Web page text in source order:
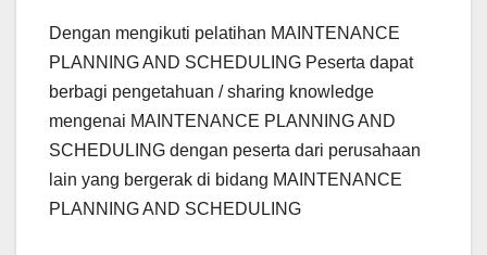
Dengan mengikuti pelatihan MAINTENANCE
PLANNING AND SCHEDULING Peserta dapat
berbagi pengetahuan / sharing knowledge
mengenai MAINTENANCE PLANNING AND
SCHEDULING dengan peserta dari perusahaan
lain yang bergerak di bidang MAINTENANCE
PLANNING AND SCHEDULING